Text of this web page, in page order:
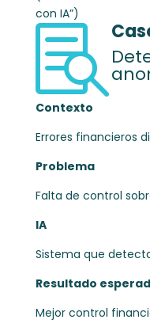
con IA”)

Contexto
Errores financieros
Problema
Falta de control
IA
Sistema que
Resultado
Mejor control